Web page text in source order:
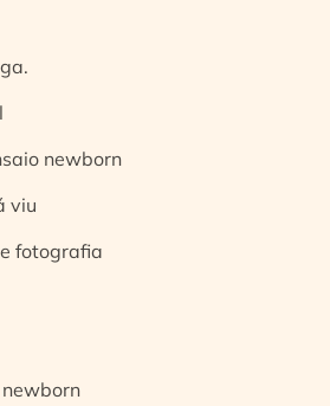
newborn
viu
fotografia